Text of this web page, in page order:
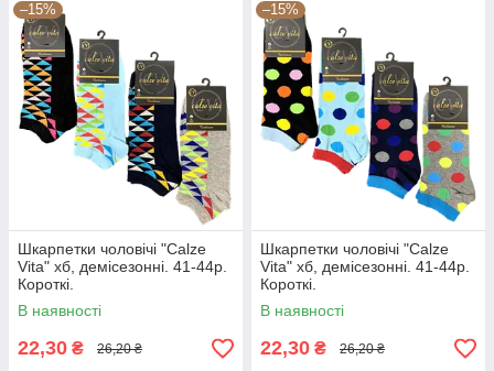
–15%
Шкарпетки чоловічі "Calze
Vita" хб, демісезонні. 41-44р.
Короткі.
В наявності
22,30 ₴ 26,20 ₴
–15%
Шкарпетки чоловічі "Calze
Vita" хб, демісезонні. 41-44р.
Короткі.
В наявності
22,30 ₴ 26,20 ₴